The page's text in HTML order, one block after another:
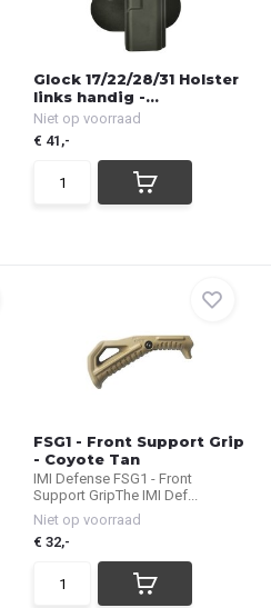
Glock 17/22/28/31 Holster
links handig -...
Niet op voorraad
€ 41,-
FSG1 - Front Support Grip
- Coyote Tan
IMI Defense FSG1 - Front
Support GripThe IMI Def...
Niet op voorraad
€ 32,-